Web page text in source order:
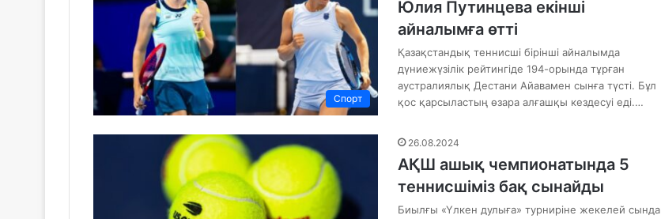
Спорт
Юлия Путинцева екінші
айналымға өтті
Қазақстандық теннисші бірінші айналымда
дүниежүзілік рейтингіде 194-орында тұрған
аустралиялық Дестани Айавамен сынға түсті. Бұл
қос қарсыластың өзара алғашқы кездесуі еді.…
26.08.2024
АҚШ ашық чемпионатында 5
теннисшіміз бақ сынайды
Биылғы «Үлкен дулыға» турниріне жекелей сында